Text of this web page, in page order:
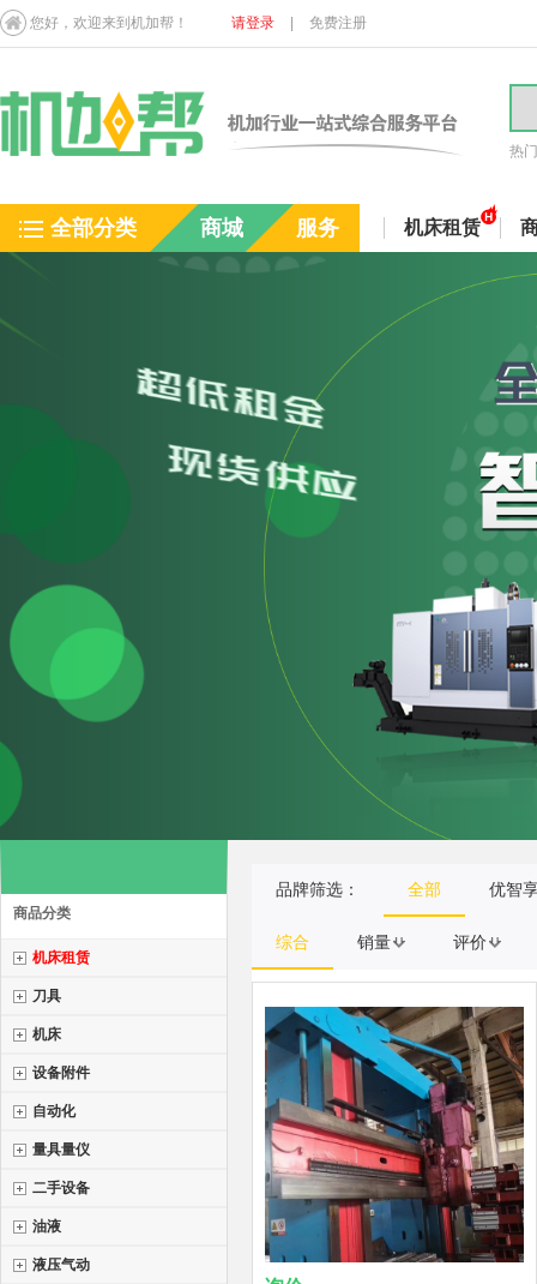
您好，欢迎来到机加帮！ 请登录 免费注册
热
全部分类 商城 服务 机床租赁
商品分类
机床租赁
刀具
机床
设备附件
自动化
量具量仪
二手设备
油液
液压气动
品牌筛选： 全部 优智
综合 销量 评价